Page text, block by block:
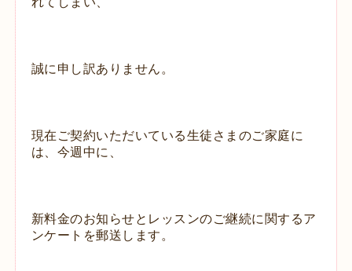
誠に申し訳ありません。
現在ご契約いただいている生徒さまのご家庭に
は、今週中に、
新料金のお知らせとレッスンのご継続に関するア
ンケートを郵送します。